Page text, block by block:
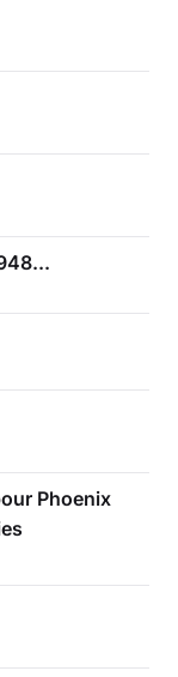
Phoenix